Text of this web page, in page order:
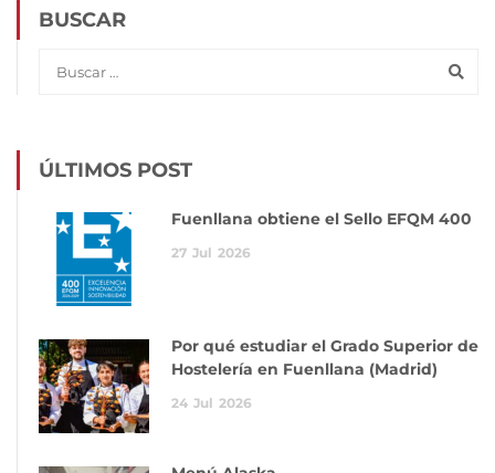
BUSCAR
ÚLTIMOS POST
Fuenllana obtiene el Sello EFQM 400
27 Jul 2026
Por qué estudiar el Grado Superior de
Hostelería en Fuenllana (Madrid)
24 Jul 2026